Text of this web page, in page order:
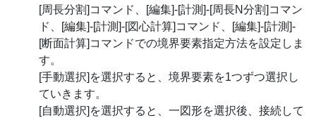
[周長分割]コマンド、[編集]-[計測]-[周長N分割]コマン
ド、[編集]-[計測]-[図心計算]コマンド、[編集]-[計測]-
[断面計算]コマンドでの境界要素指定方法を設定しま
す。
[手動選択]を選択すると、境界要素を1つずつ選択し
ていきます。
[自動選択]を選択すると、一図形を選択後、接続して